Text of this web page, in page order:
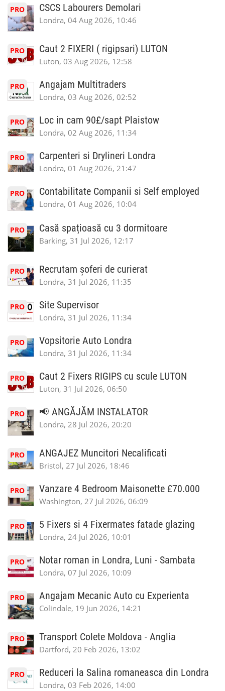
PRO CSCS Labourers Demolari
Londra, 04 Aug 2026, 10:46
PRO Caut 2 FIXERI ( rigipsari) LUTON
Luton, 03 Aug 2026, 12:58
PRO Angajam Multitraders
Londra, 03 Aug 2026, 02:52
PRO Loc in cam 90£/sapt Plaistow
Londra, 02 Aug 2026, 11:34
PRO Carpenteri si Drylineri Londra
Londra, 01 Aug 2026, 21:47
PRO Contabilitate Companii si Self employed
Londra, 01 Aug 2026, 10:04
PRO Casă spațioasă cu 3 dormitoare
Barking, 31 Jul 2026, 12:17
PRO Recrutam șoferi de curierat
Londra, 31 Jul 2026, 11:35
PRO Site Supervisor
Londra, 31 Jul 2026, 11:34
PRO Vopsitorie Auto Londra
Londra, 31 Jul 2026, 11:34
PRO Caut 2 Fixers RIGIPS cu scule LUTON
Luton, 31 Jul 2026, 06:50
PRO 📢 ANGĂJĂM INSTALATOR
Londra, 28 Jul 2026, 20:20
PRO ANGAJEZ Muncitori Necalificati
Bristol, 27 Jul 2026, 18:46
PRO Vanzare 4 Bedroom Maisonette £70.000
Washington, 27 Jul 2026, 06:09
PRO 5 Fixers si 4 Fixermates fatade glazing
Londra, 24 Jul 2026, 10:01
PRO Notar roman in Londra, Luni - Sambata
Londra, 07 Jul 2026, 10:09
PRO Angajam Mecanic Auto cu Experienta
Colindale, 19 Jun 2026, 14:21
PRO Transport Colete Moldova - Anglia
Dartford, 20 Feb 2026, 13:02
PRO Reduceri la Salina romaneasca din Londra
Londra, 03 Feb 2026, 14:00